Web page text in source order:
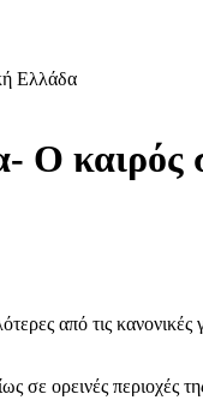
Ελλάδα
Ο
από τις κανονικές
σε ορεινές περιοχές